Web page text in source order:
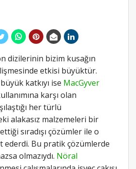
dizilerinin bizim kusağın
etkisi büyüktür.
büyük katkıyı ise MacGyver
karşı olan
her türlü
alakasız malzemeleri bir
sıradışı çözümler ile o
ederdi. Bu pratik çözümlerde
olmazıydı. Nöral